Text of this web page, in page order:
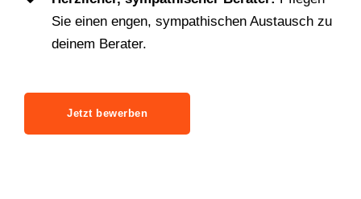
Sie einen engen, sympathischen Austausch zu
deinem Berater.
Jetzt bewerben